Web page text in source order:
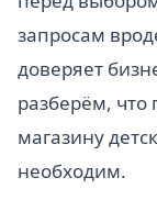
запросам
доверяет
разберём, что
магазину
необходим.